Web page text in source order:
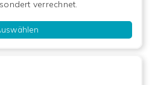
verrechnet.